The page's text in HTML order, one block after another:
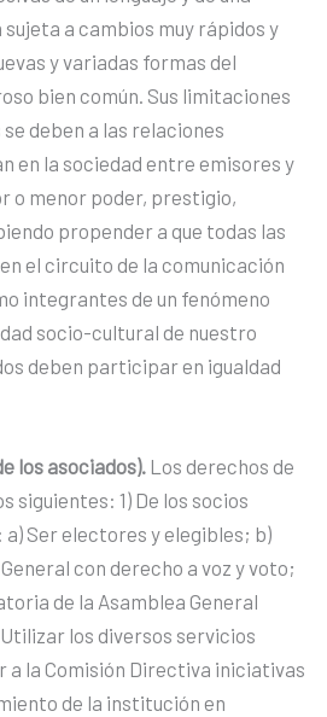
a cambios muy rápidos y
y variadas formas del
bien común. Sus limitaciones
deben a las relaciones
en la sociedad entre emisores y
o menor poder, prestigio,
propender a que todas las
el circuito de la comunicación
integrantes de un fenómeno
socio-cultural de nuestro
deben participar en igualdad
los asociados). Los derechos de
siguientes: 1) De los socios
Ser electores y elegibles; b)
con derecho a voz y voto;
de la Asamblea General
los diversos servicios
a la Comisión Directiva iniciativas
de la institución en